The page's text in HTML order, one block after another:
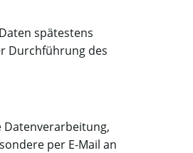
spätestens
Durchführung des
Datenverarbeitung,
per E-Mail an